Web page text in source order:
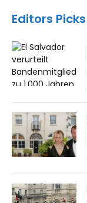
Editors Picks